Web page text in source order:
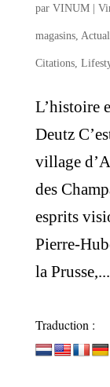
par VINUM |
magasins,
Citations,
L’histoire
Deutz
village
des
esprits
Pierre-
la Prusse,...
Traduction :